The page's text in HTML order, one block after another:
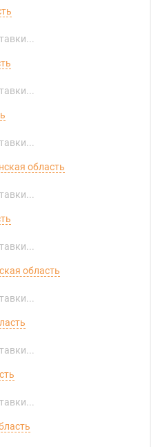
область
область